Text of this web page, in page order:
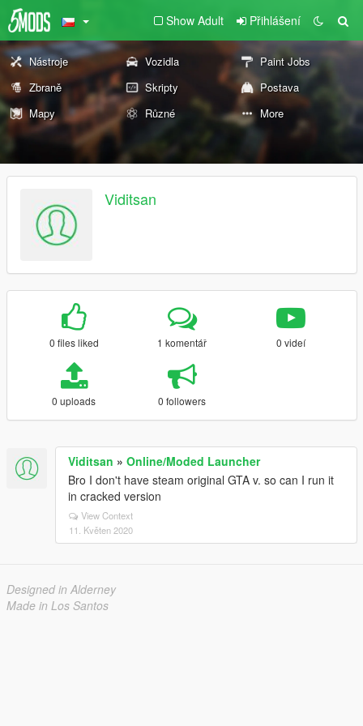
Show Adult Přihlášení
Nástroje Vozidla
Paint Jobs
Zbraně
Skripty
Postava
Mapy
Různé More
Viditsan
0 files liked 1 komentář 0 videí
0 uploads 0 followers
Viditsan » Online/Moded Launcher
Bro I don't have steam original GTA v. so can I run it
in cracked version
View Context
11. Květen 2020
Designed in Alderney
Made in Los Santos